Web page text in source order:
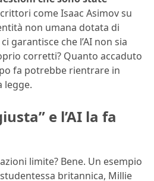
come Isaac Asimov su
non umana dotata di
garantisce che l’AI non sia
corretti? Quanto accaduto
fa potrebbe rientrare in
legge.
e l’AI la fa
limite? Bene. Un esempio
britannica, Millie